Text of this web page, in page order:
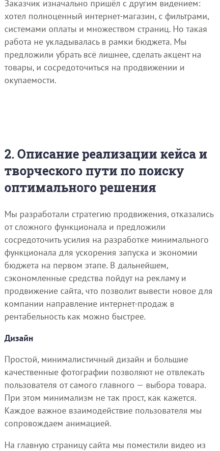
Заказчик изначально пришёл с другим видением:
хотел полноценный интернет-магазин, с фильтрами,
системами оплаты и множеством страниц. Но такая
работа не укладывалась в рамки бюджета. Мы
предложили убрать всё лишнее, сделать акцент на
товары, и сосредоточиться на продвижении и
окупаемости.
2. Описание реализации кейса и
творческого пути по поиску
оптимального решения
Мы разработали стратегию продвижения, отказались
от сложного функционала и предложили
сосредоточить усилия на разработке минимального
функционала для ускорения запуска и экономии
бюджета на первом этапе. В дальнейшем,
сэкономленные средства пойдут на рекламу и
продвижение сайта, что позволит вывести новое для
компании направление интернет-продаж в
рентабельность как можно быстрее.
Дизайн
Простой, минималистичный дизайн и большие
качественные фотографии позволяют не отвлекать
пользователя от самого главного — выбора товара.
При этом минимализм не так прост, как кажется.
Каждое важное взаимодействие пользователя мы
сопровождаем анимацией.
На главную страницу сайта мы поместили видео из